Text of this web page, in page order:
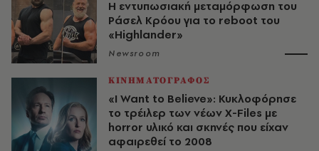
Η εντυπωσιακή μεταμόρφωση του
Ράσελ Κρόου για το reboot του
«Highlander»
Newsroom
ΚΙΝΗΜΑΤΟΓΡΑΦΟΣ
«I Want to Believe»: Κυκλοφόρησε
το τρέιλερ των νέων X-Files με
horror υλικό και σκηνές που είχαν
αφαιρεθεί το 2008